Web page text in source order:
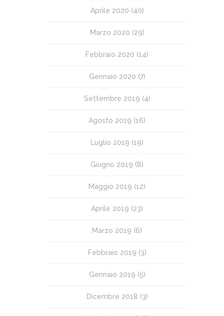
Aprile 2020 (40)
Marzo 2020 (29)
Febbraio 2020 (14)
Gennaio 2020 (7)
Settembre 2019 (4)
Agosto 2019 (16)
Luglio 2019 (19)
Giugno 2019 (8)
Maggio 2019 (12)
Aprile 2019 (23)
Marzo 2019 (6)
Febbraio 2019 (3)
Gennaio 2019 (5)
Dicembre 2018 (3)